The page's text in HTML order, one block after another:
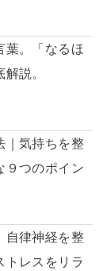
葉。「なるほ
説。
｜気持ちを整
９つのポイン
自律神経を整
トレスをリラ